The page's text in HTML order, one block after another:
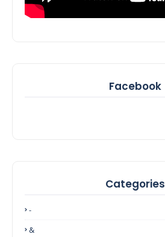
Facebook
Categories
-
&